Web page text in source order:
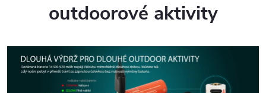
outdoorové aktivity